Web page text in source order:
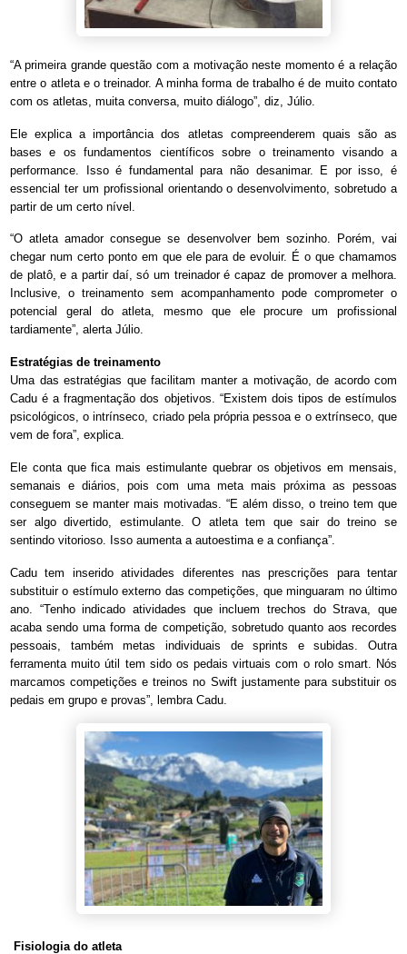
“A primeira grande questão com a motivação neste momento é a relação
entre o atleta e o treinador. A minha forma de trabalho é de muito contato
com os atletas, muita conversa, muito diálogo”, diz, Júlio.
Ele explica a importância dos atletas compreenderem quais são as
bases e os fundamentos científicos sobre o treinamento visando a
performance. Isso é fundamental para não desanimar. E por isso, é
essencial ter um profissional orientando o desenvolvimento, sobretudo a
partir de um certo nível.
“O atleta amador consegue se desenvolver bem sozinho. Porém, vai
chegar num certo ponto em que ele para de evoluir. É o que chamamos
de platô, e a partir daí, só um treinador é capaz de promover a melhora.
Inclusive, o treinamento sem acompanhamento pode comprometer o
potencial geral do atleta, mesmo que ele procure um profissional
tardiamente”, alerta Júlio.
Estratégias de treinamento
Uma das estratégias que facilitam manter a motivação, de acordo com
Cadu é a fragmentação dos objetivos. “Existem dois tipos de estímulos
psicológicos, o intrínseco, criado pela própria pessoa e o extrínseco, que
vem de fora”, explica.
Ele conta que fica mais estimulante quebrar os objetivos em mensais,
semanais e diários, pois com uma meta mais próxima as pessoas
conseguem se manter mais motivadas. “E além disso, o treino tem que
ser algo divertido, estimulante. O atleta tem que sair do treino se
sentindo vitorioso. Isso aumenta a autoestima e a confiança”.
Cadu tem inserido atividades diferentes nas prescrições para tentar
substituir o estímulo externo das competições, que minguaram no último
ano. “Tenho indicado atividades que incluem trechos do Strava, que
acaba sendo uma forma de competição, sobretudo quanto aos recordes
pessoais, também metas individuais de sprints e subidas. Outra
ferramenta muito útil tem sido os pedais virtuais com o rolo smart. Nós
marcamos competições e treinos no Swift justamente para substituir os
pedais em grupo e provas”, lembra Cadu.
Fisiologia do atleta